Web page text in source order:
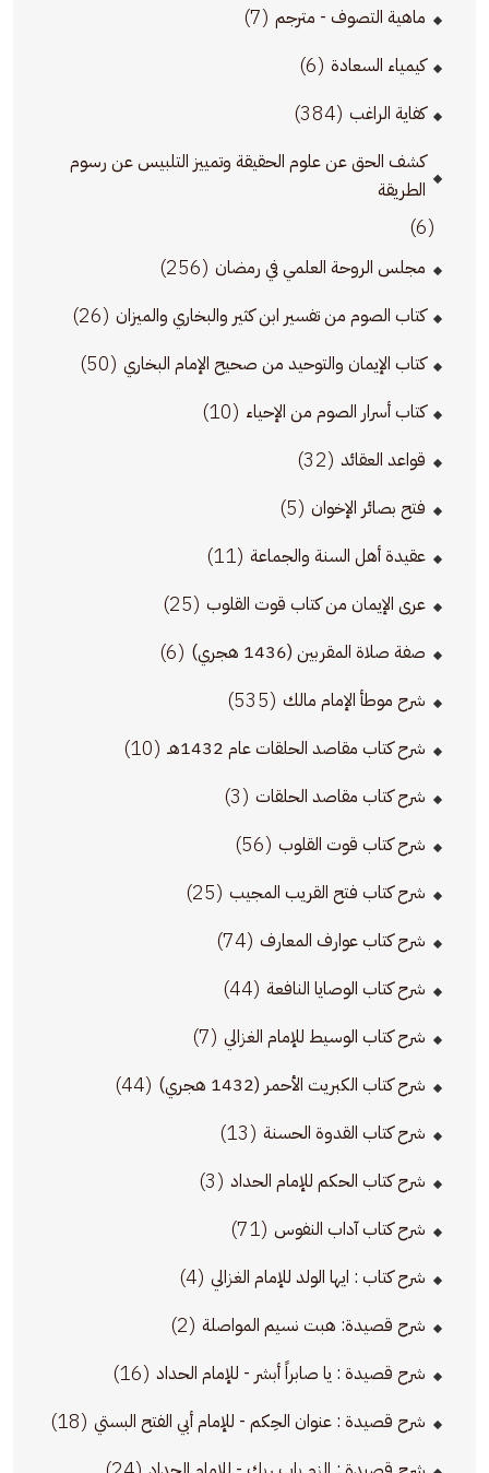
ماهية التصوف - مترجم (7)
كيمياء السعادة (6)
كفاية الراغب (384)
كشف الحق عن علوم الحقيقة وتمييز التلبيس عن رسوم
الطريقة
(6)
مجلس الروحة العلمي في رمضان (256)
كتاب الصوم من تفسير ابن كثير والبخاري والميزان (26)
كتاب الإيمان والتوحيد من صحيح الإمام البخاري (50)
كتاب أسرار الصوم من الإحياء (10)
قواعد العقائد (32)
فتح بصائر الإخوان (5)
عقيدة أهل السنة والجماعة (11)
عرى الإيمان من كتاب قوت القلوب (25)
صفة صلاة المقربين (1436 هجري) (6)
شرح موطأ الإمام مالك (535)
شرح كتاب مقاصد الحلقات عام 1432هـ (10)
شرح كتاب مقاصد الحلقات (3)
شرح كتاب قوت القلوب (56)
شرح كتاب فتح القريب المجيب (25)
شرح كتاب عوارف المعارف (74)
شرح كتاب الوصايا النافعة (44)
شرح كتاب الوسيط للإمام الغزالي (7)
شرح كتاب الكبريت الأحمر (1432 هجري) (44)
شرح كتاب القدوة الحسنة (13)
شرح كتاب الحكم للإمام الحداد (3)
شرح كتاب آداب النفوس (71)
شرح كتاب : ايها الولد للإمام الغزالي (4)
شرح قصيدة: هبت نسيم المواصلة (2)
شرح قصيدة : يا صابراً أبشر - للإمام الحداد (16)
شرح قصيدة : عنوان الحِكم - للإمام أبي الفتح البستي (18)